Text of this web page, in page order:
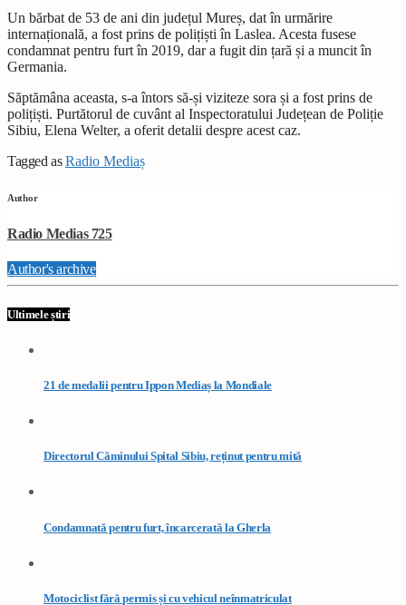
Un bărbat de 53 de ani din județul Mureș, dat în urmărire
internațională, a fost prins de polițiști în Laslea. Acesta fusese
condamnat pentru furt în 2019, dar a fugit din țară și a muncit în
Germania.
Săptămâna aceasta, s-a întors să-și viziteze sora și a fost prins de
polițiști. Purtătorul de cuvânt al Inspectoratului Județean de Poliție
Sibiu, Elena Welter, a oferit detalii despre acest caz.
Tagged asRadio Mediaș
Author
Radio Medias 725
Author's archive
Ultimele știri
21 de medalii pentru Ippon Mediaș la Mondiale
Directorul Căminului Spital Sibiu, reținut pentru mită
Condamnată pentru furt, încarcerată la Gherla
Motociclist fără permis și cu vehicul neînmatriculat